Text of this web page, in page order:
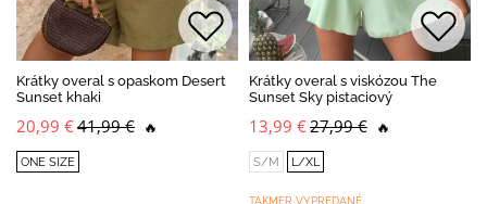
Krátky overal s opaskom Desert
Sunset khaki
20,99 €41,99 € 🔥
ONE SIZE
Krátky overal s viskózou The
Sunset Sky pistaciový
13,99 €27,99 € 🔥
S/M L/XL
TAKMER VYPREDANÉ